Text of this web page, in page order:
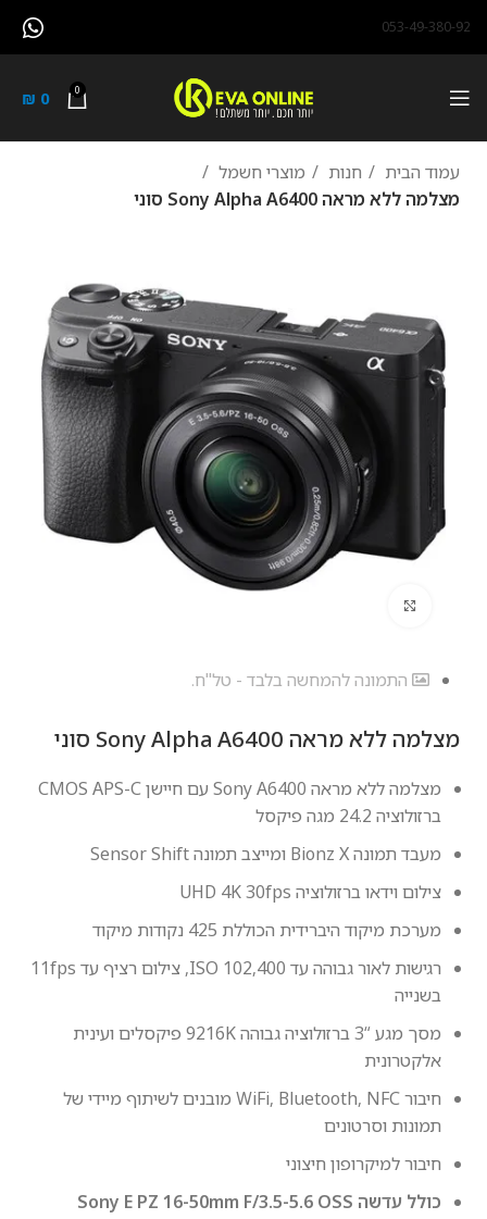
053-49-380-92
0
₪ 0
עמוד הבית חנות
מוצרי חשמל
מצלמה ‏ללא מראה Sony Alpha A6400 סוני
התמונה להמחשה בלבד - טל"ח.
מצלמה ‏ללא מראה Sony Alpha A6400 סוני
מצלמה ללא מראה Sony A6400 עם חיישן CMOS APS-C
ברזולוציה 24.2 מגה פיקסל
מעבד תמונה Bionz X ומייצב תמונה Sensor Shift
צילום וידאו ברזולוציה UHD 4K 30fps
מערכת מיקוד היברידית הכוללת 425 נקודות מיקוד
רגישות לאור גבוהה עד ISO 102,400, צילום רציף עד 11fps
בשנייה
מסך מגע “3 ברזולוציה גבוהה 9216K פיקסלים ועינית
אלקטרונית
חיבור WiFi, Bluetooth, NFC מובנים לשיתוף מיידי של
תמונות וסרטונים
חיבור למיקרופון חיצוני
כולל עדשה Sony E PZ 16-50mm F/3.5-5.6 OSS